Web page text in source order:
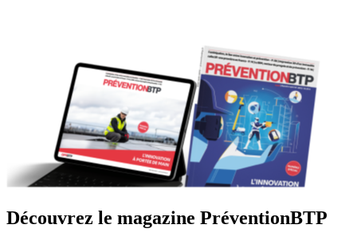
Découvrez le magazine PréventionBTP